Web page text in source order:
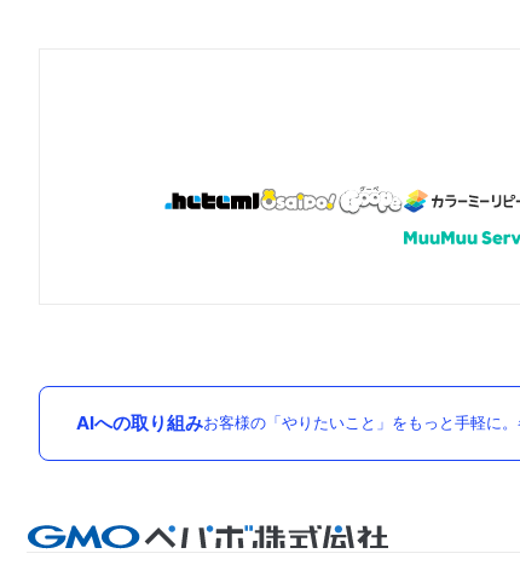
AIへの取り組みお客様の「やりたいこと」をもっと手軽に